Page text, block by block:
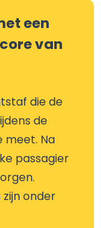
een
van
die de
de
meet. Na
passagier
onder